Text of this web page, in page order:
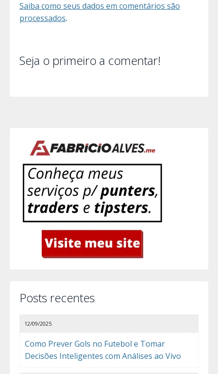
Saiba como seus dados em comentários são
processados.
Seja o primeiro a comentar!
Posts recentes
Como Prever Gols no Futebol e Tomar
Decisões Inteligentes com Análises ao Vivo
12/09/2025